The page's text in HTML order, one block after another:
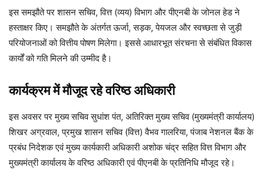
इस समझौते पर शासन सचिव, वित्त (व्यय) विभाग और पीएनबी के जोनल हेड ने
हस्ताक्षर किए। समझौते के अंतर्गत ऊर्जा, सड़क, पेयजल और स्वच्छता से जुड़ी
परियोजनाओं को वित्तीय पोषण मिलेगा। इससे आधारभूत संरचना से संबंधित विकास
कार्यों को गति मिलने की उम्मीद है।
कार्यक्रम में मौजूद रहे वरिष्ठ अधिकारी
इस अवसर पर मुख्य सचिव सुधांश पंत, अतिरिक्त मुख्य सचिव (मुख्यमंत्री कार्यालय)
शिखर अग्रवाल, प्रमुख शासन सचिव (वित्त) वैभव गालरिया, पंजाब नेशनल बैंक के
प्रबंध निदेशक एवं मुख्य कार्यकारी अधिकारी अशोक चंद्र सहित वित्त विभाग और
मुख्यमंत्री कार्यालय के वरिष्ठ अधिकारी एवं पीएनबी के प्रतिनिधि मौजूद रहे।